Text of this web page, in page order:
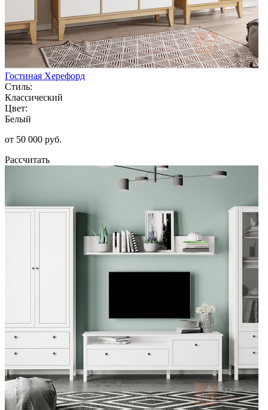
Гостиная Херефорд
Стиль:
Классический
Цвет:
Белый
от 50 000 руб.
Рассчитать